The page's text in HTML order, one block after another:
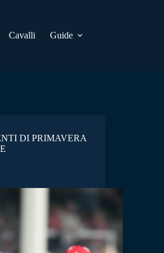
Cavalli Guide
DI PRIMAVERA